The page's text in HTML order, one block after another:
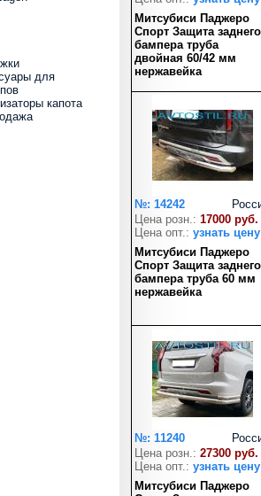
Митсубиси Паджеро
Спорт Защита заднего
бампера труба
двойная 60/42 мм
нержавейка
№: 14242
Цена розн.: 17000 руб.
Цена опт.: узнать цену
Митсубиси Паджеро
Спорт Защита заднего
бампера труба 60 мм
нержавейка
№: 11240
Цена розн.: 27300 руб.
Цена опт.: узнать цену
Митсубиси Паджеро
для
капота